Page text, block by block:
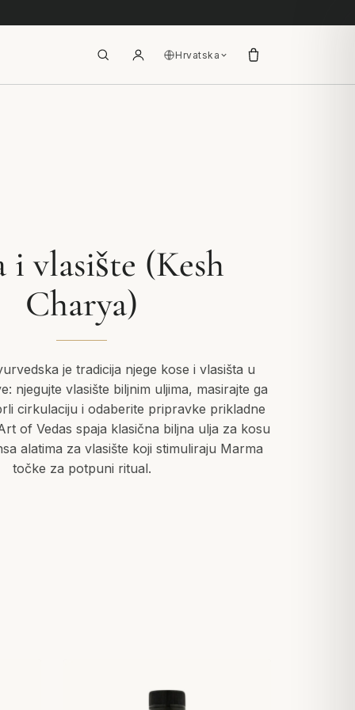
Hrvatska
i vlasište (Kesh
Charya)
je tradicija njege kose i vlasišta u
njegujte vlasište biljnim uljima, masirajte ga
cirkulaciju i odaberite pripravke prikladne
of Vedas spaja klasična biljna ulja za kosu
alatima za vlasište koji stimuliraju Marma
točke za potpuni ritual.